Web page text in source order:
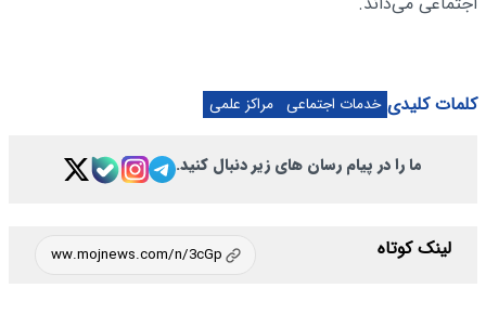
کلمات کلیدی خدمات اجتماعی مراکز علمی
ما را در پیام رسان های زیر دنبال کنید.
لینک کوتاه